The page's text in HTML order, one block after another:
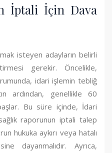
İptali İçin Dava
isteyen adayların belirli
gerekir. Öncelikle,
idari işlemin tebliğ
ardından, genellikle 60
Bu süre içinde, İdari
raporunun iptali talep
hukuka aykırı veya hatalı
dayanmalıdır. Ayrıca,